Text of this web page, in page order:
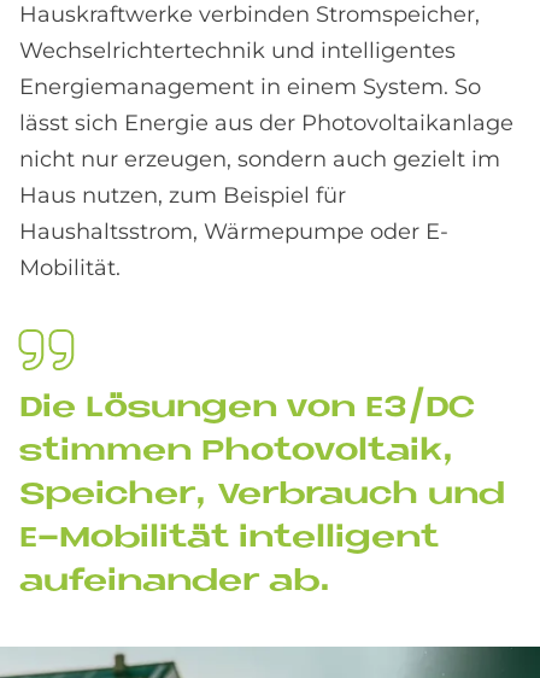
Hauskraftwerke verbinden Stromspeicher,
Wechselrichtertechnik und intelligentes
Energiemanagement in einem System. So
lässt sich Energie aus der Photovoltaikanlage
nicht nur erzeugen, sondern auch gezielt im
Haus nutzen, zum Beispiel für
Haushaltsstrom, Wärmepumpe oder E-
Mobilität.
Die Lö­sun­gen von E3/DC
stim­men Pho­to­vol­ta­ik,
Spei­cher, Ver­brauch und
E-Mo­bi­li­tät in­tel­li­gent
auf­ein­an­der ab.